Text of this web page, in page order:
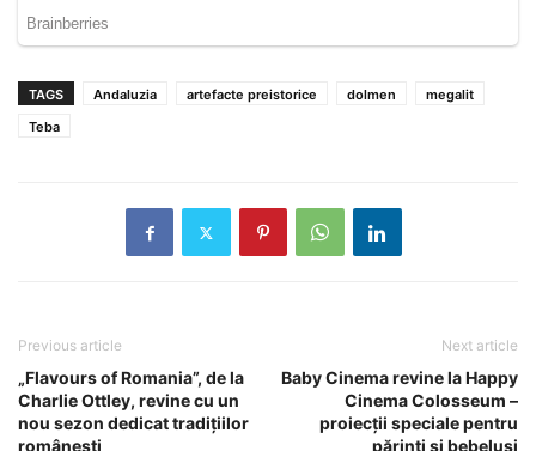
TAGS Andaluzia artefacte preistorice dolmen
megalit
Teba
Previous article
„Flavours of Romania”, de la
Charlie Ottley, revine cu un
nou sezon dedicat tradițiilor
românești
Next article
Baby Cinema revine la Happy
Cinema Colosseum –
proiecții speciale pentru
părinți și bebeluși